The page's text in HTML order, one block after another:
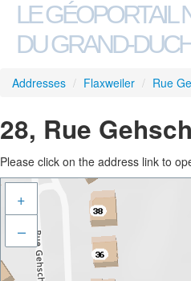
LE GÉOPORTAIL
DU GRAND-
Addresses / Flaxweiler / Rue
28, Rue
Please click on the address link to
+
–